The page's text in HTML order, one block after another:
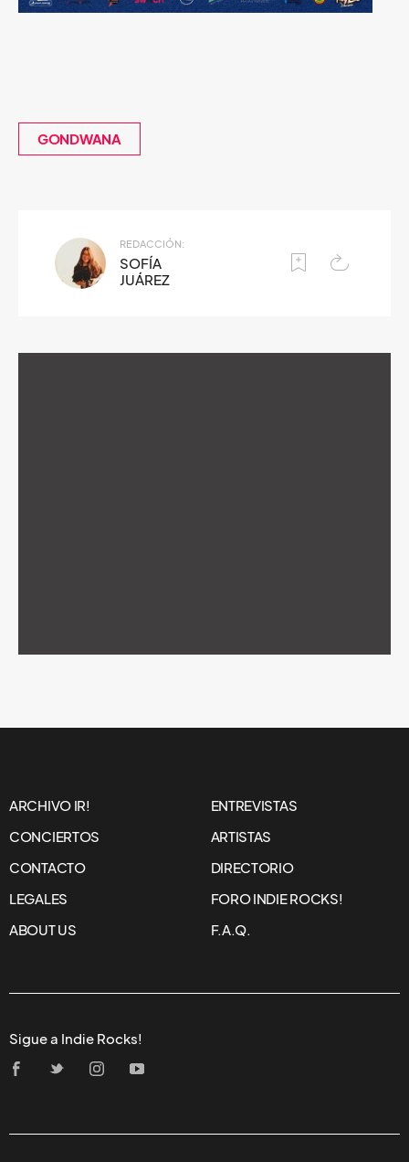
GONDWANA
REDACCIÓN:
SOFÍA
JUÁREZ
ARCHIVO IR!
ENTREVISTAS
CONCIERTOS
ARTISTAS
CONTACTO
DIRECTORIO
LEGALES
FORO INDIE ROCKS!
ABOUT US
F.A.Q.
Sigue a Indie Rocks!